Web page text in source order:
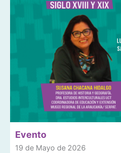
Evento
19 de Mayo de 2026